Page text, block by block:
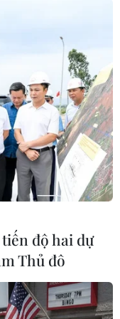
#VietnamPlus
độ hai dự
Thủ đô